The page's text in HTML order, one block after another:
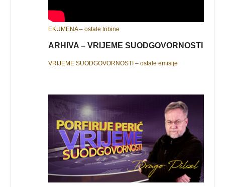
EKUMENA – ostale tribine
ARHIVA – VRIJEME SUODGOVORNOSTI
VRIJEME SUODGOVORNOSTI – ostale emisije